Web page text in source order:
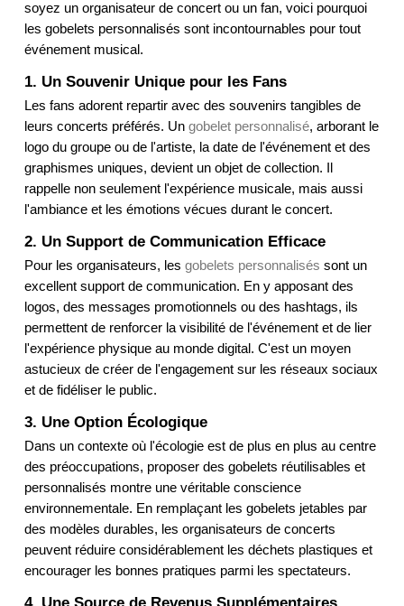
soyez un organisateur de concert ou un fan, voici pourquoi
les gobelets personnalisés sont incontournables pour tout
événement musical.
1. Un Souvenir Unique pour les Fans
Les fans adorent repartir avec des souvenirs tangibles de
leurs concerts préférés. Un gobelet personnalisé, arborant le
logo du groupe ou de l'artiste, la date de l'événement et des
graphismes uniques, devient un objet de collection. Il
rappelle non seulement l'expérience musicale, mais aussi
l'ambiance et les émotions vécues durant le concert.
2. Un Support de Communication Efficace
Pour les organisateurs, les gobelets personnalisés sont un
excellent support de communication. En y apposant des
logos, des messages promotionnels ou des hashtags, ils
permettent de renforcer la visibilité de l'événement et de lier
l'expérience physique au monde digital. C'est un moyen
astucieux de créer de l'engagement sur les réseaux sociaux
et de fidéliser le public.
3. Une Option Écologique
Dans un contexte où l'écologie est de plus en plus au centre
des préoccupations, proposer des gobelets réutilisables et
personnalisés montre une véritable conscience
environnementale. En remplaçant les gobelets jetables par
des modèles durables, les organisateurs de concerts
peuvent réduire considérablement les déchets plastiques et
encourager les bonnes pratiques parmi les spectateurs.